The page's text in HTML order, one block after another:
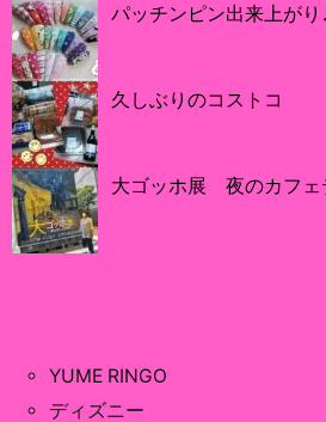
パッチンピン出来上が
久しぶりのコストコ
大ゴッホ展 夜のカフェ
YUME RINGO
ディズニー